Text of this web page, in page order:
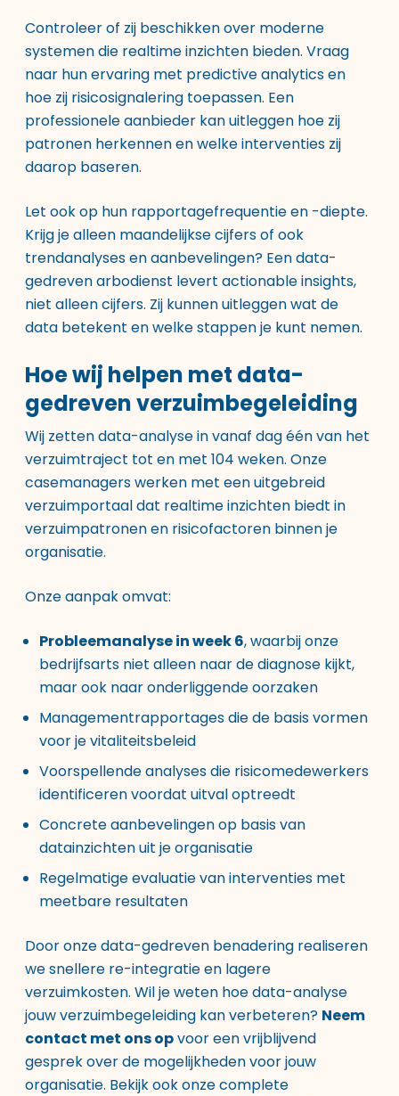
Controleer of zij beschikken over moderne
systemen die realtime inzichten bieden. Vraag
naar hun ervaring met predictive analytics en
hoe zij risicosignalering toepassen. Een
professionele aanbieder kan uitleggen hoe zij
patronen herkennen en welke interventies zij
daarop baseren.
Let ook op hun rapportagefrequentie en -diepte.
Krijg je alleen maandelijkse cijfers of ook
trendanalyses en aanbevelingen? Een data-
gedreven arbodienst levert actionable insights,
niet alleen cijfers. Zij kunnen uitleggen wat de
data betekent en welke stappen je kunt nemen.
Hoe wij helpen met data-
gedreven verzuimbegeleiding
Wij zetten data-analyse in vanaf dag één van het
verzuimtraject tot en met 104 weken. Onze
casemanagers werken met een uitgebreid
verzuimportaal dat realtime inzichten biedt in
verzuimpatronen en risicofactoren binnen je
organisatie.
Onze aanpak omvat:
Probleemanalyse in week 6, waarbij onze
bedrijfsarts niet alleen naar de diagnose kijkt,
maar ook naar onderliggende oorzaken
Managementrapportages die de basis vormen
voor je vitaliteitsbeleid
Voorspellende analyses die risicomedewerkers
identificeren voordat uitval optreedt
Concrete aanbevelingen op basis van
datainzichten uit je organisatie
Regelmatige evaluatie van interventies met
meetbare resultaten
Door onze data-gedreven benadering realiseren
we snellere re-integratie en lagere
verzuimkosten. Wil je weten hoe data-analyse
jouw verzuimbegeleiding kan verbeteren? Neem
contact met ons opvoor een vrijblijvend
gesprek over de mogelijkheden voor jouw
organisatie. Bekijk ook onzecomplete